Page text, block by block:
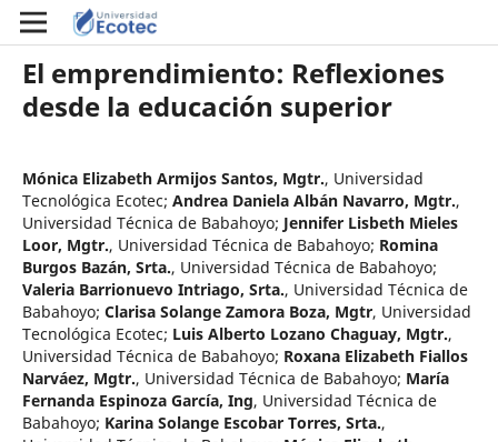
El emprendimiento: Reflexiones
desde la educación superior
Mónica Elizabeth Armijos Santos, Mgtr., Universidad
Tecnológica Ecotec; Andrea Daniela Albán Navarro, Mgtr.,
Universidad Técnica de Babahoyo; Jennifer Lisbeth Mieles
Loor, Mgtr., Universidad Técnica de Babahoyo; Romina
Burgos Bazán, Srta., Universidad Técnica de Babahoyo;
Valeria Barrionuevo Intriago, Srta., Universidad Técnica de
Babahoyo; Clarisa Solange Zamora Boza, Mgtr, Universidad
Tecnológica Ecotec; Luis Alberto Lozano Chaguay, Mgtr.,
Universidad Técnica de Babahoyo; Roxana Elizabeth Fiallos
Narváez, Mgtr., Universidad Técnica de Babahoyo; María
Fernanda Espinoza García, Ing, Universidad Técnica de
Babahoyo; Karina Solange Escobar Torres, Srta.,